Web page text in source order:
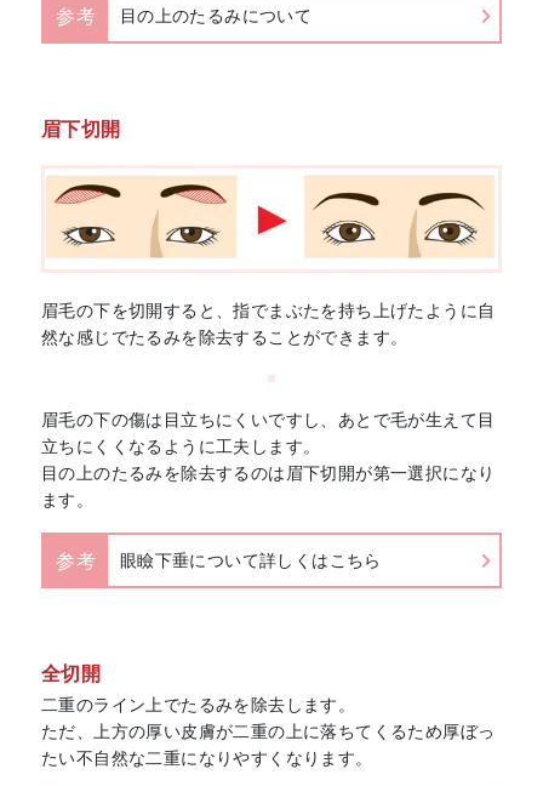
参考 目の上のたるみについて
眉下切開
眉毛の下を切開すると、指でまぶたを持ち上げたように自
然な感じでたるみを除去することができます。
眉毛の下の傷は目立ちにくいですし、あとで毛が生えて目
立ちにくくなるように工夫します。
目の上のたるみを除去するのは眉下切開が第一選択になり
ます。
参考 眼瞼下垂について詳しくはこちら
全切開
二重のライン上でたるみを除去します。
ただ、上方の厚い皮膚が二重の上に落ちてくるため厚ぼっ
たい不自然な二重になりやすくなります。